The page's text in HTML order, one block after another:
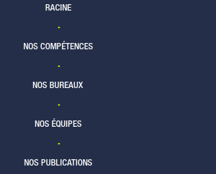
RACINE
NOS COMPÉTENCES
NOS BUREAUX
NOS ÉQUIPES
NOS PUBLICATIONS